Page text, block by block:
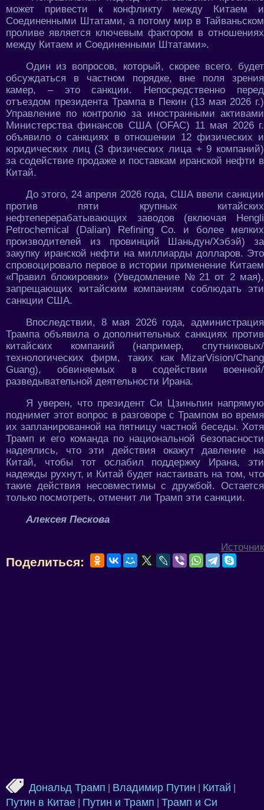
может привести к конфликту между Китаем и
Соединенными Штатами, а потому мир в Тайваньском
проливе является ключевым фактором в отношениях
между Китаем и Соединенными Штатами».
Один из вопросов, который, скорее всего, будет
обсуждаться в частном порядке, вне поля зрения
камер, – это санкции. Непосредственно перед
отъездом президента Трампа в Пекин (13 мая 2026 г.)
Управление по контролю за иностранными активами
Министерства финансов США (OFAC) 11 мая 2026 г.
объявило о санкциях в отношении 12 физических и
юридических лиц (3 физических лица + 9 компаний)
за содействие продаже и поставкам иранской нефти в
Китай.
До этого, 24 апреля 2026 года, США ввели санкции
против пяти крупных китайских
нефтеперерабатывающих заводов (включая Hengli
Petrochemical (Dalian) Refining Co. и более мелких
производителей из провинций Шаньдун/Хэбэй) за
закупку иранской нефти на миллиарды долларов. Это
спровоцировало первое в истории применение Китаем
«Правил блокировки» (Уведомление № 21 от 2 мая),
запрещающих китайским компаниям соблюдать эти
санкции США.
Впоследствии, 8 мая 2026 года, администрация
Трампа объявила о дополнительных санкциях против
китайских компаний (например, спутниковых/
технологических фирм, таких как MizarVision/Chang
Guang), обвиняемых в содействии военной/
разведывательной деятельности Ирана.
Я уверен, что президент Си Цзиньпин напрямую
поднимет этот вопрос в разговоре с Трампом во время
их запланированной на пятницу частной беседы. Хотя
Трамп и его команда по национальной безопасности
надеялись, что эти действия окажут давление на
Китай, чтобы тот ослабил поддержку Ирана, эти
надежды рухнут, и Китай будет настаивать на том, что
такие действия несовместимы с дружбой. Остается
только посмотреть, отменит ли Трамп эти санкции.
Алексея Пескова
Источник
Поделиться:
Дональд Трамп Владимир Путин Китай
Путин в Китае Путин и Трамп
Трамп и Си